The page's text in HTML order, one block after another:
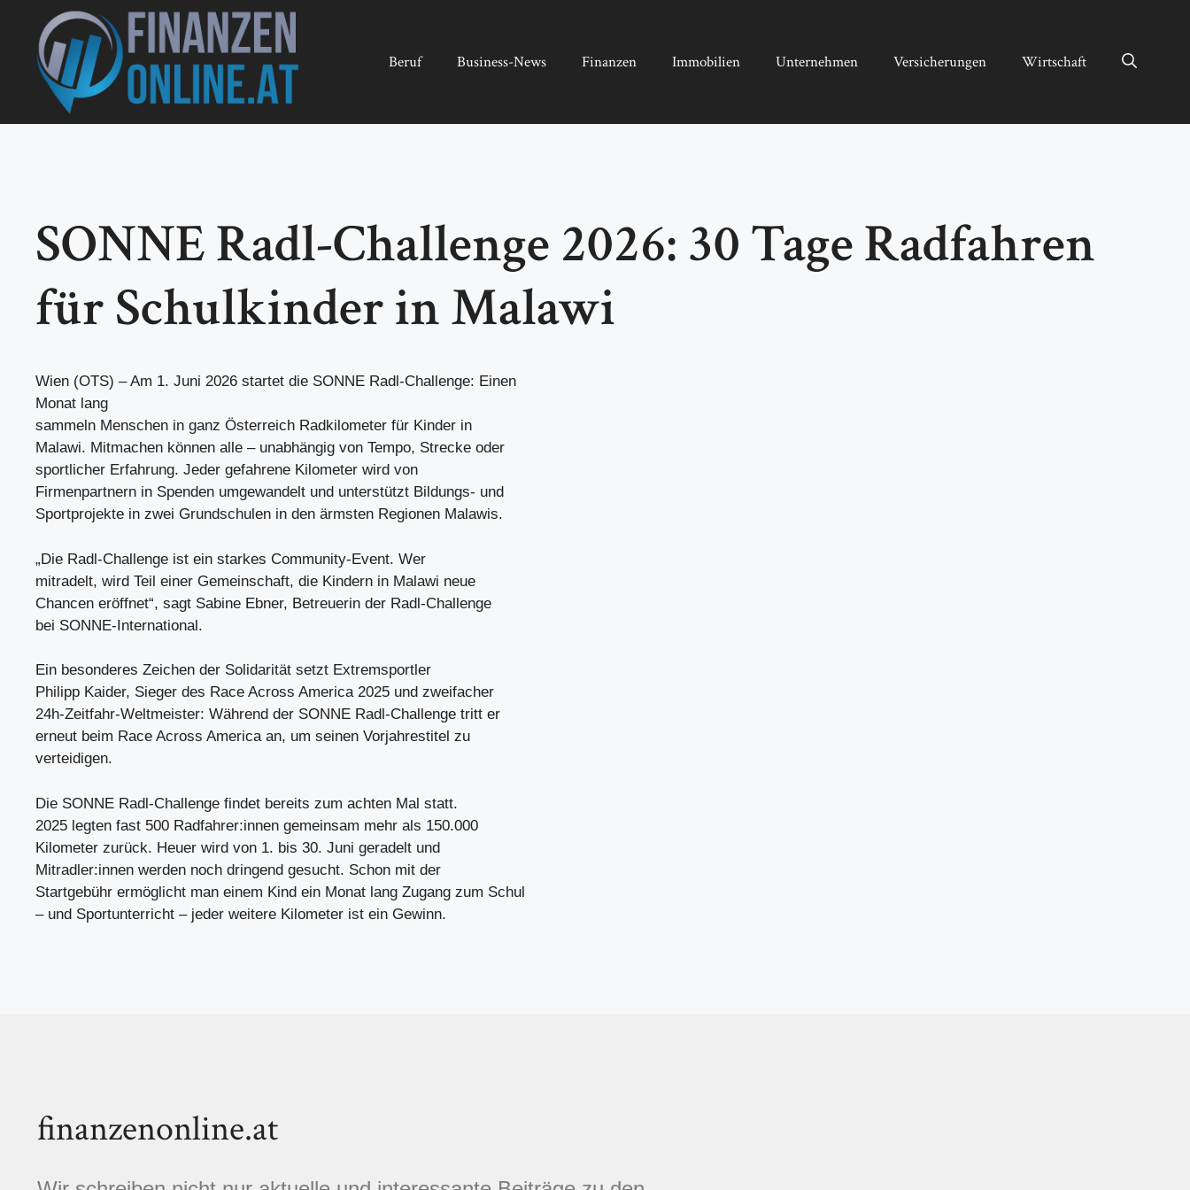
springen
Beruf Business-News Finanzen Immobilien Unternehmen Versicherungen Wirtschaft
SONNE Radl-Challenge 2026: 30 Tage Radfahren
für Schulkinder in Malawi
Wien (OTS) – Am 1. Juni 2026 startet die SONNE Radl-Challenge: Einen
Monat lang
sammeln Menschen in ganz Österreich Radkilometer für Kinder in
Malawi. Mitmachen können alle – unabhängig von Tempo, Strecke oder
sportlicher Erfahrung. Jeder gefahrene Kilometer wird von
Firmenpartnern in Spenden umgewandelt und unterstützt Bildungs- und
Sportprojekte in zwei Grundschulen in den ärmsten Regionen Malawis.
„Die Radl-Challenge ist ein starkes Community-Event. Wer
mitradelt, wird Teil einer Gemeinschaft, die Kindern in Malawi neue
Chancen eröffnet“, sagt Sabine Ebner, Betreuerin der Radl-Challenge
bei SONNE-International.
Ein besonderes Zeichen der Solidarität setzt Extremsportler
Philipp Kaider, Sieger des Race Across America 2025 und zweifacher
24h-Zeitfahr-Weltmeister: Während der SONNE Radl-Challenge tritt er
erneut beim Race Across America an, um seinen Vorjahrestitel zu
verteidigen.
Die SONNE Radl-Challenge findet bereits zum achten Mal statt.
2025 legten fast 500 Radfahrer:innen gemeinsam mehr als 150.000
Kilometer zurück. Heuer wird von 1. bis 30. Juni geradelt und
Mitradler:innen werden noch dringend gesucht. Schon mit der
Startgebühr ermöglicht man einem Kind ein Monat lang Zugang zum Schul
– und Sportunterricht – jeder weitere Kilometer ist ein Gewinn.
finanzenonline.at